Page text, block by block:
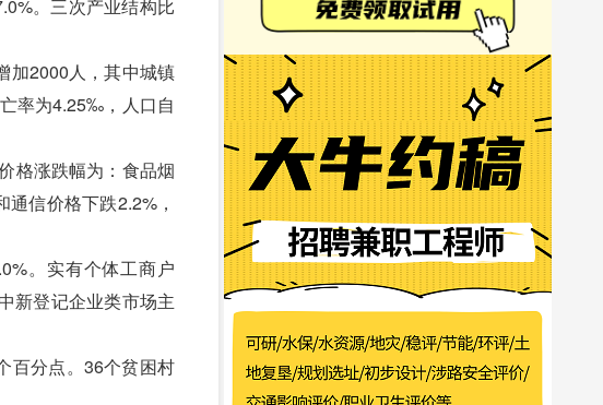
。三次产业结构比
2000人，其中城镇
率为4.25‰，人口自
格涨跌幅为：食品烟
信价格下跌2.2%，
。实有个体工商户
新登记企业类市场主
百分点。36个贫困村